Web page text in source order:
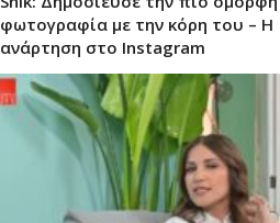
φωτογραφία με την κόρη του – Η
ανάρτηση στο Instagram